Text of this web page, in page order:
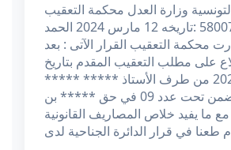
وزارة العدل محكمة التعقيب
عدد القرار : 58007 :تاریخه 12 مارس 2024 الحمد
محكمة التعقيب القرار الآتى : بعد
على مطلب التعقيب المقدم بتاريخ
2023/10/02 من طرف الأستاذ ***** *****
***** والمضمن تحت عدد 09 في حق ***** بن
يفيد خلاص المصاريف القانونية
طعنا في قرار الدائرة الجناحية لدى